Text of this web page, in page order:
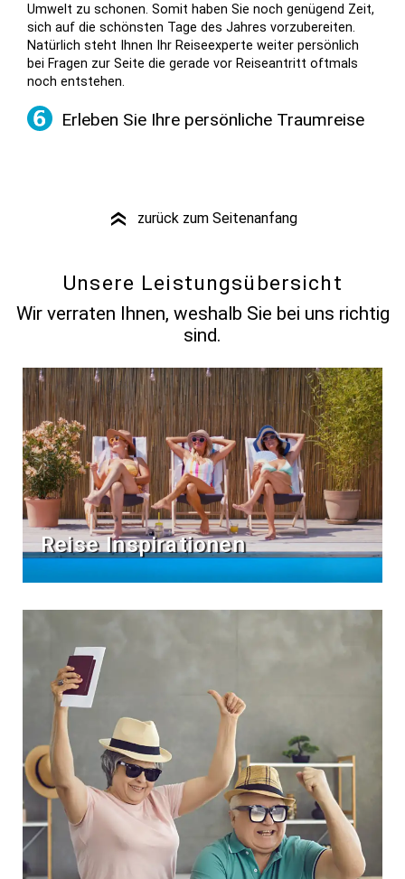
Umwelt zu schonen. Somit haben Sie noch genügend Zeit,
sich auf die schönsten Tage des Jahres vorzubereiten.
Natürlich steht Ihnen Ihr Reiseexperte weiter persönlich
bei Fragen zur Seite die gerade vor Reiseantritt oftmals
noch entstehen.
Erleben Sie Ihre persönliche Traumreise
» zurück zum Seitenanfang
Unsere Leistungsübersicht
Wir verraten Ihnen, weshalb Sie bei uns richtig
sind.
Reise Inspirationen